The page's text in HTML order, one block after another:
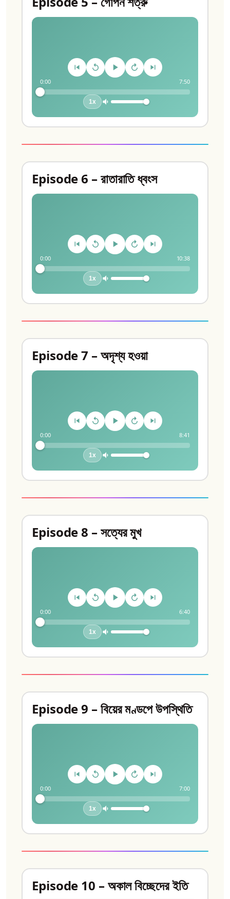
0:00 7:50
1x
Episode 6 – রাতারাতি ধ্বংস
0:00 10:38
1x
Episode 7 – অদৃশ্য হওয়া
0:00 8:41
1x
Episode 8 – সত্যের মুখ
0:00 6:40
1x
Episode 9 – বিয়ের মণ্ডপে উপস্থিতি
0:00 7:00
1x
Episode 10 – অকাল বিচ্ছেদের ইতি